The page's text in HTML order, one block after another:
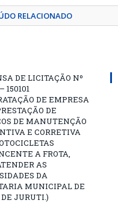
RELACIONADO
DE LICITAÇÃO Nº
150101
DE EMPRESA
DE
DE MANUTENÇÃO
E CORRETIVA
A FROTA,
AS
DA
MUNICIPAL DE
JURUTI.)